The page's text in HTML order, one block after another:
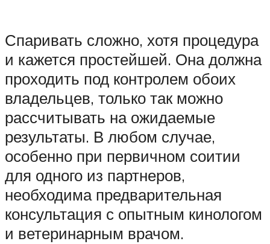
Спаривать сложно, хотя процедура
и кажется простейшей. Она должна
проходить под контролем обоих
владельцев, только так можно
рассчитывать на ожидаемые
результаты. В любом случае,
особенно при первичном соитии
для одного из партнеров,
необходима предварительная
консультация с опытным кинологом
и ветеринарным врачом.